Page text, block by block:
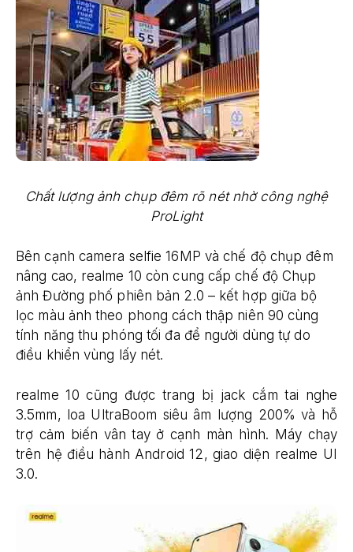
Chất lượng ảnh chụp đêm rõ nét nhờ công nghệ
ProLight
Bên cạnh camera selfie 16MP và chế độ chụp đêm
nâng cao, realme 10 còn cung cấp chế độ Chụp
ảnh Đường phố phiên bản 2.0 – kết hợp giữa bộ
lọc màu ảnh theo phong cách thập niên 90 cùng
tính năng thu phóng tối đa để người dùng tự do
điều khiển vùng lấy nét.
realme 10 cũng được trang bị jack cắm tai nghe
3.5mm, loa UltraBoom siêu âm lượng 200% và hỗ
trợ cảm biến vân tay ở cạnh màn hình. Máy chạy
trên hệ điều hành Android 12, giao diện realme UI
3.0.